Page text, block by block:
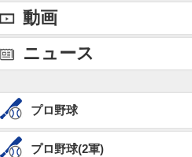
動画
ニュース
プロ野球
プロ野球(2軍)